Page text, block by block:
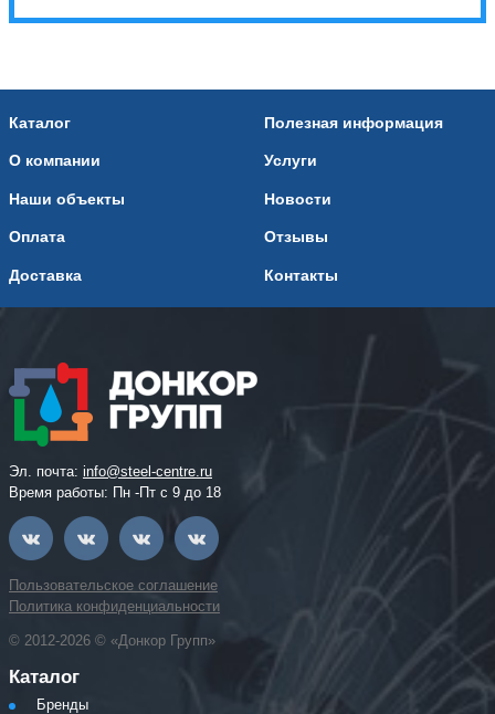
Каталог
О компании
Наши объекты
Оплата
Доставка
Полезная информация
Услуги
Новости
Отзывы
Контакты
Эл. почта: info@steel-centre.ru
Время работы: Пн -Пт с 9 до 18
Пользовательское соглашение
Политика конфиденциальности
© 2012-2026 © «Донкор Групп»
Каталог
Бренды